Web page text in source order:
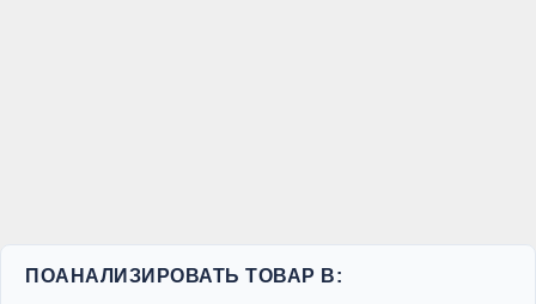
ПОАНАЛИЗИРОВАТЬ ТОВАР В: